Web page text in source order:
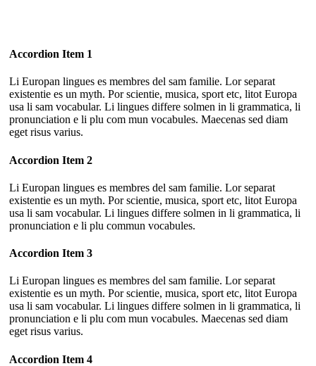
Accordion Item 1
Li Europan lingues es membres del sam familie. Lor separat
existentie es un myth. Por scientie, musica, sport etc, litot Europa
usa li sam vocabular. Li lingues differe solmen in li grammatica, li
pronunciation e li plu com mun vocabules. Maecenas sed diam
eget risus varius.
Accordion Item 2
Li Europan lingues es membres del sam familie. Lor separat
existentie es un myth. Por scientie, musica, sport etc, litot Europa
usa li sam vocabular. Li lingues differe solmen in li grammatica, li
pronunciation e li plu commun vocabules.
Accordion Item 3
Li Europan lingues es membres del sam familie. Lor separat
existentie es un myth. Por scientie, musica, sport etc, litot Europa
usa li sam vocabular. Li lingues differe solmen in li grammatica, li
pronunciation e li plu com mun vocabules. Maecenas sed diam
eget risus varius.
Accordion Item 4